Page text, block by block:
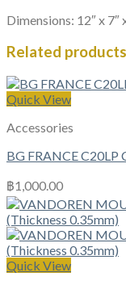
Dimensions: 12″ x 7″
Related products
Quick View
Accessories
BG FRANCE C20LP
฿1,000.00
Quick View